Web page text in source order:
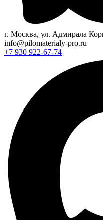
г. Москва, ул. Адмирала
info@pilomaterialy-pro.ru
+7 930 922-67-74